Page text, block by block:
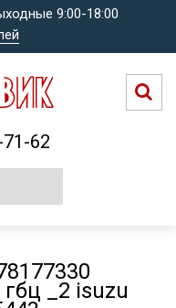
9:00-18:00
62
_2 isuzu